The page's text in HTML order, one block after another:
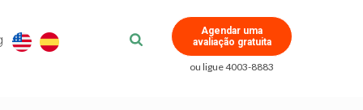
Agendar uma
avaliação gratuita
ou ligue 4003-8883